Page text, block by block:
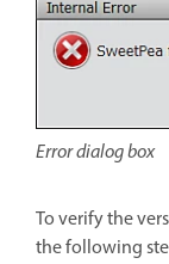
Error dialog box
To verify the
the following